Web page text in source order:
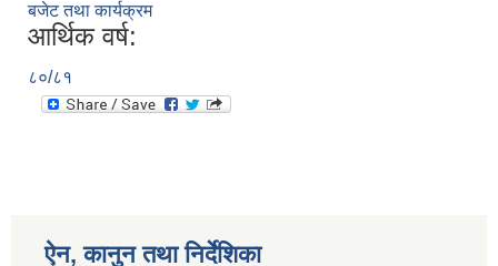
बजेट तथा कार्यक्रम
आर्थिक वर्ष:
८०/८१
ऐन, कानुन तथा निर्देशिका